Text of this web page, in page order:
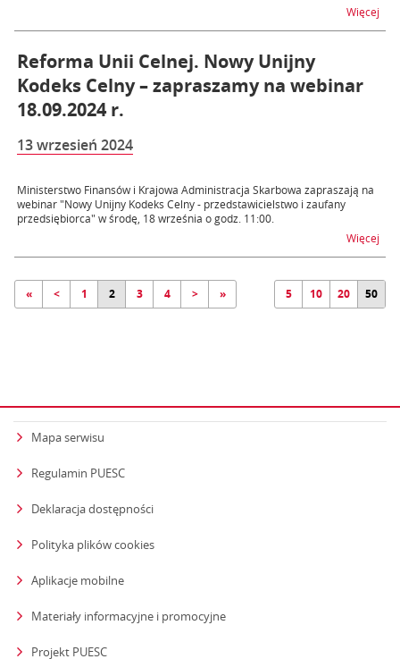
Więcej
Reforma Unii Celnej. Nowy Unijny
Kodeks Celny – zapraszamy na webinar
18.09.2024 r.
13 wrzesień 2024
Ministerstwo Finansów i Krajowa Administracja Skarbowa zapraszają na
webinar "Nowy Unijny Kodeks Celny - przedstawicielstwo i zaufany
przedsiębiorca" w środę, 18 września o godz. 11:00.
Więcej
« < 1 2 3 4 > » 5 10 20 50
Mapa serwisu
Regulamin PUESC
Deklaracja dostępności
Polityka plików cookies
Aplikacje mobilne
Materiały informacyjne i promocyjne
Projekt PUESC